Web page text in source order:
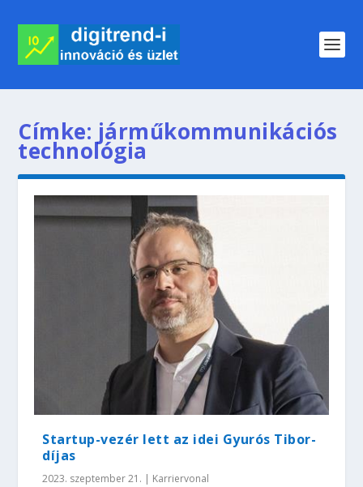
Címke: járműkommunikációs
technológia
Startup-vezér lett az idei Gyurós Tibor-
díjas
2023. szeptember 21. Karriervonal